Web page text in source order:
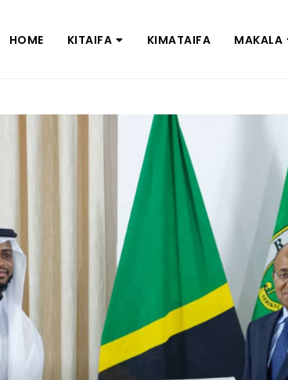
HOME KITAIFA KIMATAIFA MAKALA